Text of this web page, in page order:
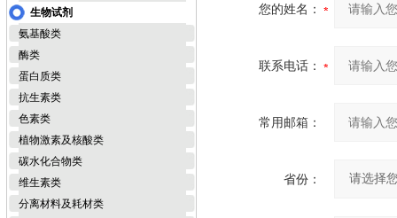
生物试剂
氨基酸类
酶类
蛋白质类
抗生素类
色素类
植物激素及核酸类
碳水化合物类
维生素类
分离材料及耗材类
您的姓名：
联系电话：
常用邮箱：
省份：